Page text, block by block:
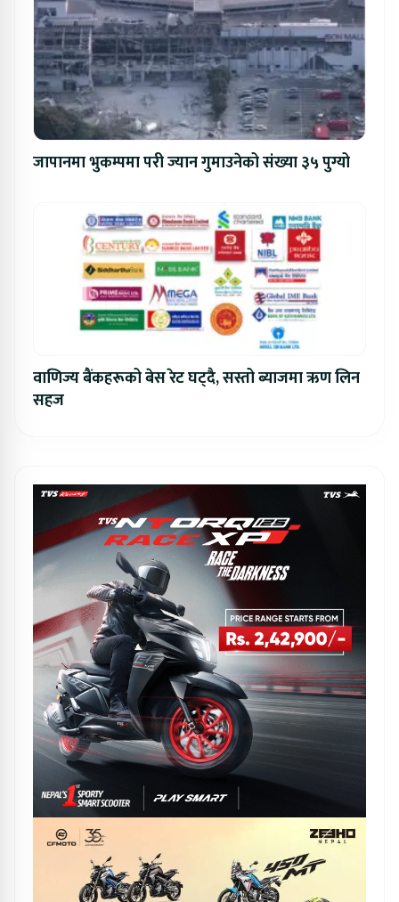
जापानमा भुकम्पमा परी ज्यान गुमाउनेको संख्या ३५ पुग्यो
वाणिज्य बैंकहरूको बेस रेट घट्दै, सस्तो ब्याजमा ऋण लिन
सहज